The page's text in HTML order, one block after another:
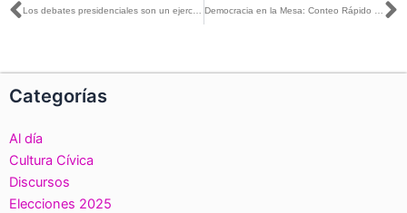
Ant
Categorías
Al día
Cultura Cívica
Discursos
Elecciones 2025